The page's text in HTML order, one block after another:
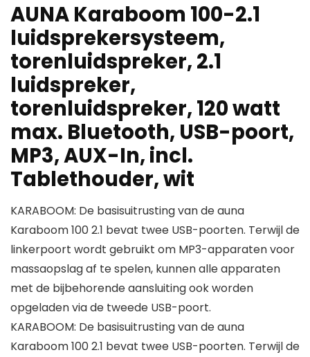
AUNA Karaboom 100-2.1
luidsprekersysteem,
torenluidspreker, 2.1
luidspreker,
torenluidspreker, 120 watt
max. Bluetooth, USB-poort,
MP3, AUX-In, incl.
Tablethouder, wit
KARABOOM: De basisuitrusting van de auna
Karaboom 100 2.1 bevat twee USB-poorten. Terwijl de
linkerpoort wordt gebruikt om MP3-apparaten voor
massaopslag af te spelen, kunnen alle apparaten
met de bijbehorende aansluiting ook worden
opgeladen via de tweede USB-poort.
KARABOOM: De basisuitrusting van de auna
Karaboom 100 2.1 bevat twee USB-poorten. Terwijl de